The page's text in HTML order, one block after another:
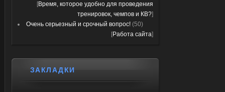
[Время, которое удобно для проведения
тренировок, чемпов и КВ?]
Очень серьезный и срочный вопрос! (50)
[Работа сайта]
ЗАКЛАДКИ